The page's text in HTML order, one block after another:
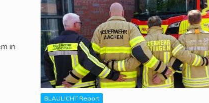
in
BLAULICHT Report